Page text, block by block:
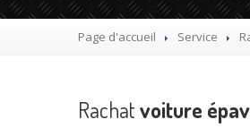
Page d'accueil Service
Rachatvoiture